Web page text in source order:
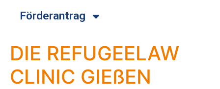
Förderantrag
DIE REFUGEELAW
CLINIC GIEßEN